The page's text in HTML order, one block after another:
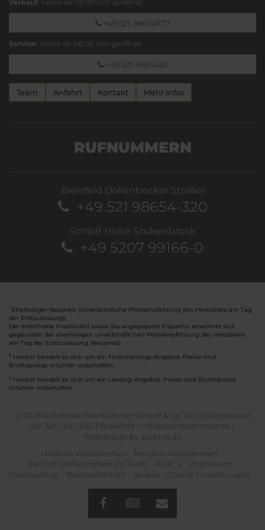
Verkauf: heute ab 08:00 Uhr geöffnet
+49 521-98654777
Service: heute ab 08:00 Uhr geöffnet
+49 521-9865432
Team Anfahrt Kontakt Mehr Infos
RUFNUMMERN
Bielefeld (Jöllenbecker Straße)
+49 521 98654-320
Schloß Holte-Stukenbrock
+49 5207 99166-0
Ehemaliger Neupreis (Unverbindliche Preisempfehlung des Herstellers am Tag
der Erstzulassung).
Der errechnete Preisvorteil sowie die angegebene Ersparnis errechnet sich
gegenüber der ehemaligen unverbindlichen Preisempfehlung des Herstellers
am Tag der Erstzulassung (Neupreis).
2 Hierbei handelt es sich um ein Finanzierungs-Angebot. Preise sind
Bruttopreise. Irrtümer vorbehalten.
3 Hierbei handelt es sich um ein Leasing-Angebot. Preise sind Bruttopreise.
Irrtümer vorbehalten.
© 2026 Autohaus Steinböhmer GmbH & Co. KG | Jöllenbecker
Str. 325 | DE-33613 Bielefeld | info@steinboehmer.de |
Webdesign by audaris.de
Herzlich Willkommen
herzlich-willkommen
Herzlich Willkommen im Team
AGB´s
Impressum
Datenschutz
Barrierefreiheit Azubis Cookie Einstellungen